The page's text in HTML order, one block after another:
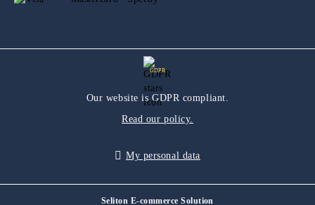
GDPR
Our website is GDPR compliant.
Read our policy.
My personal data
Seliton E-commerce Solution